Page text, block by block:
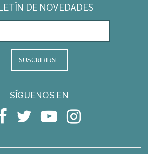
DE NOVEDADES
SUSCRIBIRSE
SÍGUENOS EN